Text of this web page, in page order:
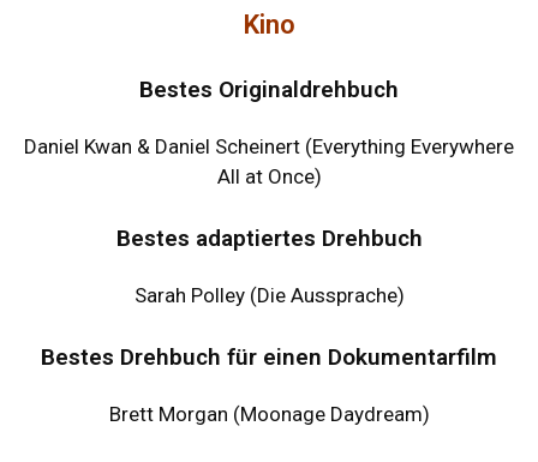
Kino
Bestes Originaldrehbuch
Daniel Kwan & Daniel Scheinert (Everything Everywhere
All at Once)
Bestes adaptiertes Drehbuch
Sarah Polley (Die Aussprache)
Bestes Drehbuch für einen Dokumentarfilm
Brett Morgan (Moonage Daydream)